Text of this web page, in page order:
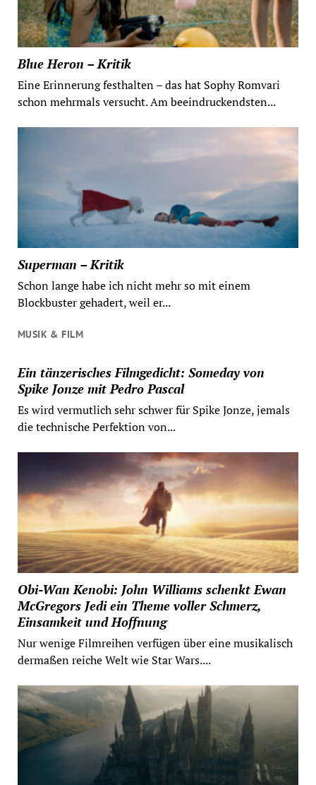
Blue Heron – Kritik
Eine Erinnerung festhalten – das hat Sophy Romvari
schon mehrmals versucht. Am beeindruckendsten...
Superman – Kritik
Schon lange habe ich nicht mehr so mit einem
Blockbuster gehadert, weil er...
MUSIK & FILM
Ein tänzerisches Filmgedicht: Someday von
Spike Jonze mit Pedro Pascal
Es wird vermutlich sehr schwer für Spike Jonze, jemals
die technische Perfektion von...
Obi-Wan Kenobi: John Williams schenkt Ewan
McGregors Jedi ein Theme voller Schmerz,
Einsamkeit und Hoffnung
Nur wenige Filmreihen verfügen über eine musikalisch
dermaßen reiche Welt wie Star Wars....